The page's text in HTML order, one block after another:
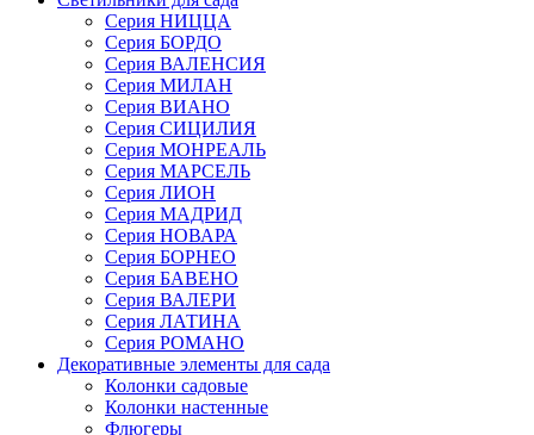
Серия НИЦЦА
Серия БОРДО
Серия ВАЛЕНСИЯ
Серия МИЛАН
Серия ВИАНО
Серия СИЦИЛИЯ
Серия МОНРЕАЛЬ
Серия МАРСЕЛЬ
Серия ЛИОН
Серия МАДРИД
Серия НОВАРА
Серия БОРНЕО
Серия БАВЕНО
Серия ВАЛЕРИ
Серия ЛАТИНА
Серия РОМАНО
Декоративные элементы для сада
Колонки садовые
Колонки настенные
Флюгеры